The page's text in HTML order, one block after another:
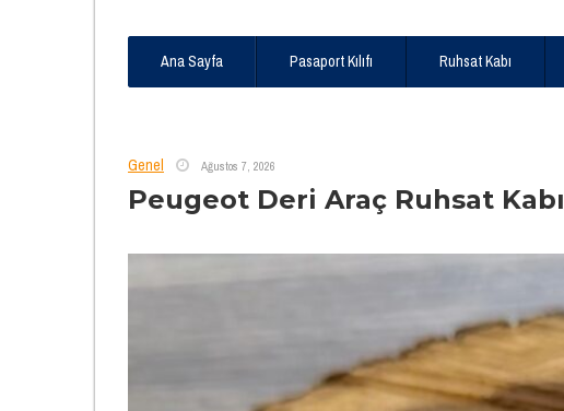
Ana Sayfa Pasaport Kılıfı Ruhsat Kabı
Genel Ağustos 7, 2026
Peugeot Deri Araç Ruhsat Kabı